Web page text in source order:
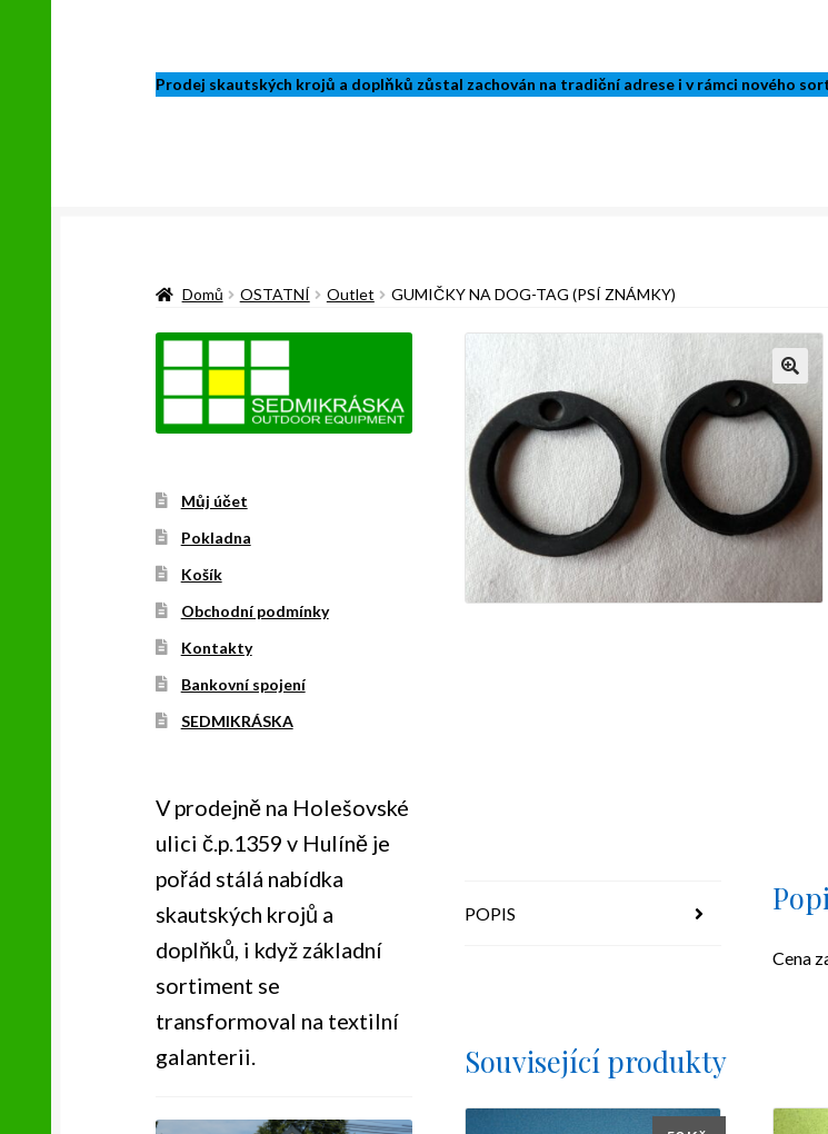
Prodej skautských krojů a doplňků zůstal zachován na tradiční adrese i v rámci nového
Domů OSTATNÍ Outlet GUMIČKY NA DOG-TAG (PSÍ ZNÁMKY)
POPIS
Cena
Související produkty
Můj účet
Pokladna
Košík
Obchodní podmínky
Kontakty
Bankovní spojení
SEDMIKRÁSKA
V prodejně na Holešovské
ulici č.p.1359 v Hulíně je
pořád stálá nabídka
skautských krojů a
doplňků, i když základní
sortiment se
transformoval na textilní
galanterii.